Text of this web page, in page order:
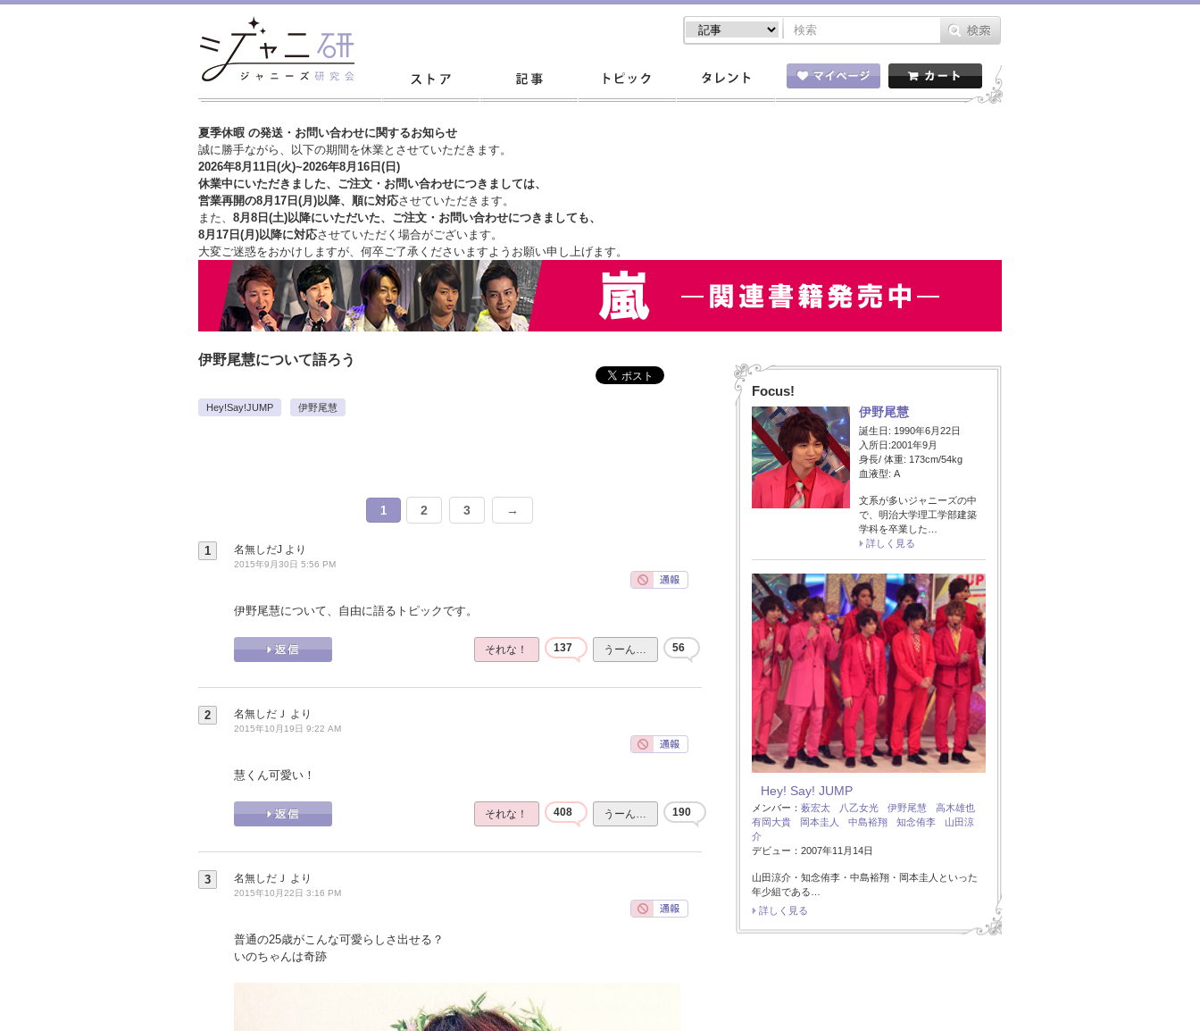
夏季休暇 の発送・お問い合わせに関するお知らせ
誠に勝手ながら、以下の期間を休業とさせていただきます。
2026年8月11日(火)~2026年8月16日(日)
休業中にいただきました、ご注文・お問い合わせにつきましては、
営業再開の8月17日(月)以降、順に対応させていただきます。
また、 8月8日(土)以降にいただいた、ご注文・ お問い合わせにつきましても、
8月17日(月)以降に対応させていただく場合がございます。
大変ご迷惑をおかけしますが、 何卒ご了承くださいますようお願い申し上げます。
伊野尾慧について語ろう
Hey!Say!JUMP 伊野尾慧
1 2 3 →
1 名無しだJ より
2015年9月30日 5:56 PM
伊野尾慧について、自由に語るトピックです。
それな！ 137 うーん… 56
2 名無しだＪ より
2015年10月19日 9:22 AM
慧くん可愛い！
それな！ 408 うーん… 190
3 名無しだＪ より
2015年10月22日 3:16 PM
普通の25歳がこんな可愛らしさ出せる？
いのちゃんは奇跡
Focus!
伊野尾慧
誕生日: 1990年6月22日
入所日:2001年9月
身長/ 体重: 173cm/54kg
血液型: A
文系が多いジャニーズの中
で、明治大学理工学部建築
学科を卒業した…
詳しく見る
Hey! Say! JUMP
メンバー： 薮宏太 八乙女光 伊野尾慧
高木雄也
有岡大貴
岡本圭人 中島裕翔 知念侑李
山田涼
介
デビュー：2007年11月14日
山田涼介・知念侑李・中島裕翔・岡本圭人といった
年少組である…
詳しく見る